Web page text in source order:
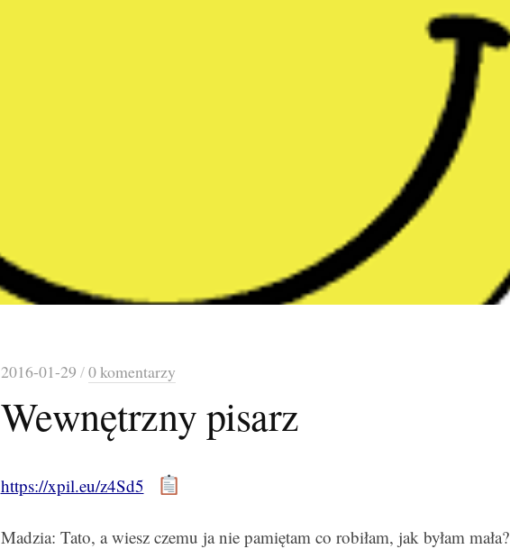
2016-01-29 /0 komentarzy
Wewnętrzny pisarz
https://xpil.eu/z4Sd5
Madzia: Tato, a wiesz czemu ja nie pamiętam co robiłam, jak byłam mała?